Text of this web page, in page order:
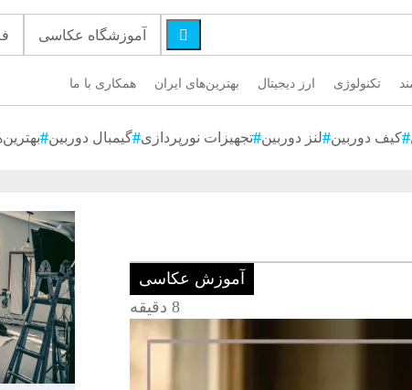
آموزشگاه عکاسی 
تکنولوژی ارز دیجیتال بهترین‌های ایران همکاری با ما
کیف دوربین لنز دوربین تجهیزات نورپردازی گیمبال دوربین
آموزش عکاسی
8 دقیقه